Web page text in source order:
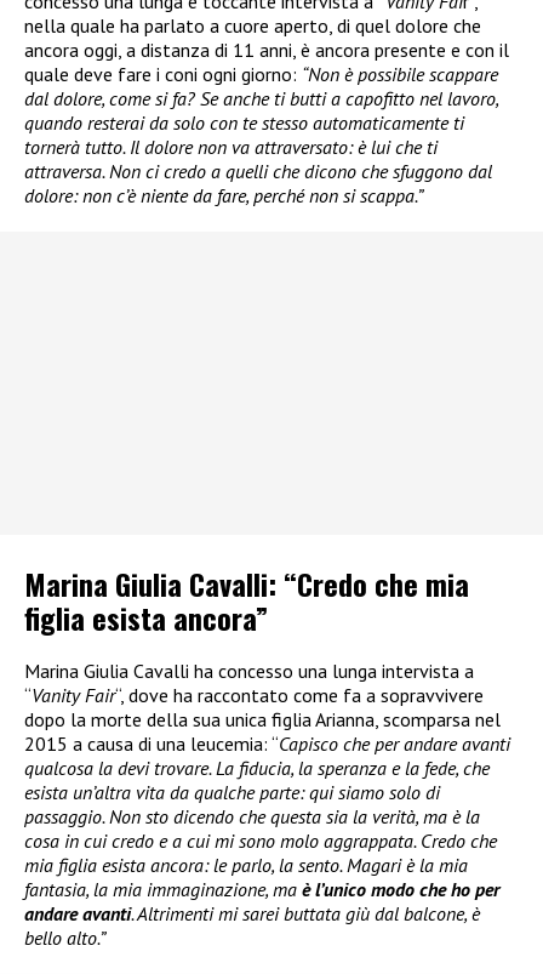
nella quale ha parlato a cuore aperto, di quel dolore che
ancora oggi, a distanza di 11 anni, è ancora presente e con il
quale deve fare i coni ogni giorno: “Non è possibile scappare
dal dolore, come si fa? Se anche ti butti a capofitto nel lavoro,
quando resterai da solo con te stesso automaticamente ti
tornerà tutto. Il dolore non va attraversato: è lui che ti
attraversa. Non ci credo a quelli che dicono che sfuggono dal
dolore: non c’è niente da fare, perché non si scappa.”
Marina Giulia Cavalli: “Credo che mia
figlia esista ancora”
Marina Giulia Cavalli ha concesso una lunga intervista a
“Vanity Fair“, dove ha raccontato come fa a sopravvivere
dopo la morte della sua unica figlia Arianna, scomparsa nel
2015 a causa di una leucemia: “Capisco che per andare avanti
qualcosa la devi trovare. La fiducia, la speranza e la fede, che
esista un’altra vita da qualche parte: qui siamo solo di
passaggio. Non sto dicendo che questa sia la verità, ma è la
cosa in cui credo e a cui mi sono molo aggrappata. Credo che
mia figlia esista ancora: le parlo, la sento. Magari è la mia
fantasia, la mia immaginazione, ma è l’unico modo che ho per
andare avanti. Altrimenti mi sarei buttata giù dal balcone, è
bello alto.”